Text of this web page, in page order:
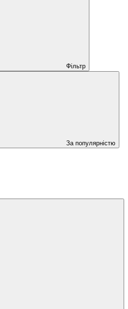
Фільтр
За популярністю